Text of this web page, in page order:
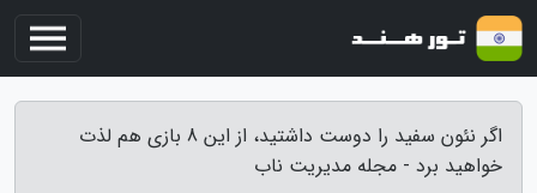
اگر نئون سفید را دوست داشتید، از این 8 بازی هم لذت
خواهید برد - مجله مدیریت ناب